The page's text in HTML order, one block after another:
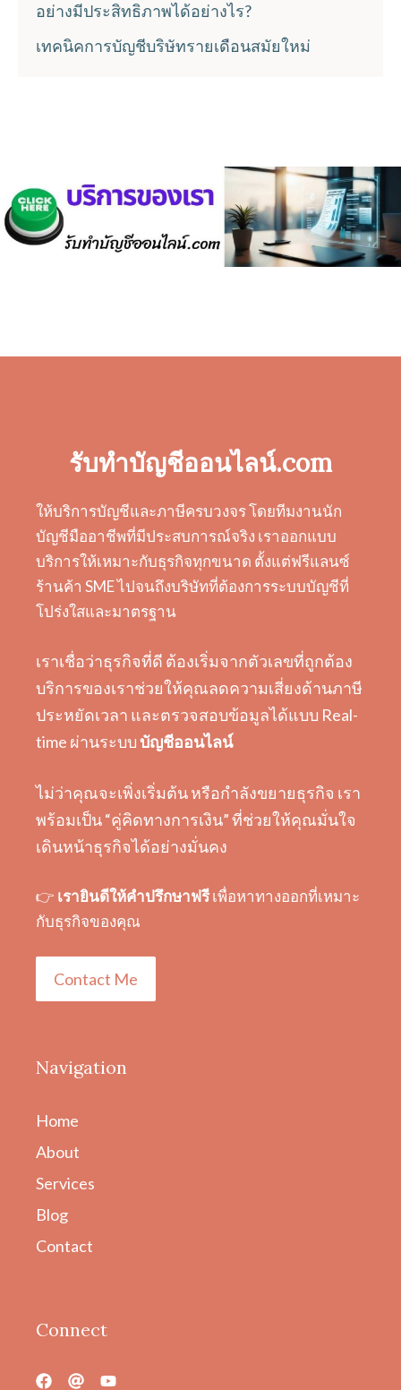
อย่างมีประสิทธิภาพได้อย่างไร?
เทคนิคการบัญชีบริษัทรายเดือนสมัยใหม่
รับทำบัญชีออนไลน์.com
ให้บริการบัญชีและภาษีครบวงจร โดยทีมงานนัก
บัญชีมืออาชีพที่มีประสบการณ์จริง เราออกแบบ
บริการให้เหมาะกับธุรกิจทุกขนาด ตั้งแต่ฟรีแลนซ์
ร้านค้า SME ไปจนถึงบริษัทที่ต้องการระบบบัญชีที่
โปร่งใสและมาตรฐาน
เราเชื่อว่าธุรกิจที่ดี ต้องเริ่มจากตัวเลขที่ถูกต้อง
บริการของเราช่วยให้คุณลดความเสี่ยงด้านภาษี
ประหยัดเวลา และตรวจสอบข้อมูลได้แบบ Real-
time ผ่านระบบบัญชีออนไลน์
ไม่ว่าคุณจะเพิ่งเริ่มต้น หรือกำลังขยายธุรกิจ เรา
พร้อมเป็น “คู่คิดทางการเงิน” ที่ช่วยให้คุณมั่นใจ
เดินหน้าธุรกิจได้อย่างมั่นคง
👉 เรายินดีให้คำปรึกษาฟรีเพื่อหาทางออกที่เหมาะ
กับธุรกิจของคุณ
Contact Me
Navigation
Home
About
Services
Blog
Contact
Connect